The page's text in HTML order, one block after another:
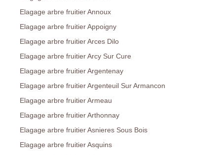
Elagage arbre fruitier Annoux
Elagage arbre fruitier Appoigny
Elagage arbre fruitier Arces Dilo
Elagage arbre fruitier Arcy Sur Cure
Elagage arbre fruitier Argentenay
Elagage arbre fruitier Argenteuil Sur Armancon
Elagage arbre fruitier Armeau
Elagage arbre fruitier Arthonnay
Elagage arbre fruitier Asnieres Sous Bois
Elagage arbre fruitier Asquins